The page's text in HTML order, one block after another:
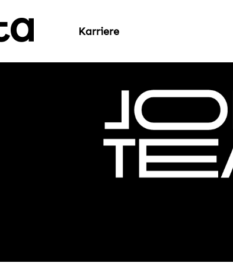
Karriere